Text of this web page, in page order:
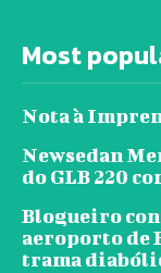
Most
Nota à
Newsedan
do GLB 220
Blogueiro
aeroporto de
trama